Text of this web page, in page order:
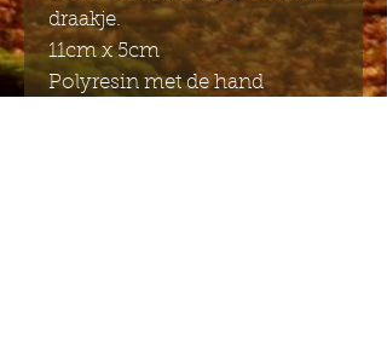
draakje.
11cm x 5cm
Polyresin met de hand